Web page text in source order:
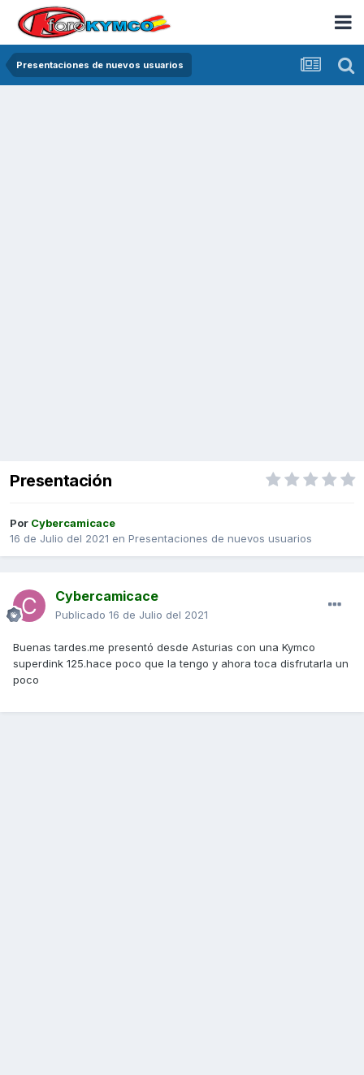
Presentaciones de nuevos usuarios
Presentación
Por Cybercamicace
16 de Julio del 2021 en Presentaciones de nuevos usuarios
Cybercamicace
Publicado 16 de Julio del 2021
Buenas tardes.me presentó desde Asturias con una Kymco
superdink 125.hace poco que la tengo y ahora toca disfrutarla un
poco